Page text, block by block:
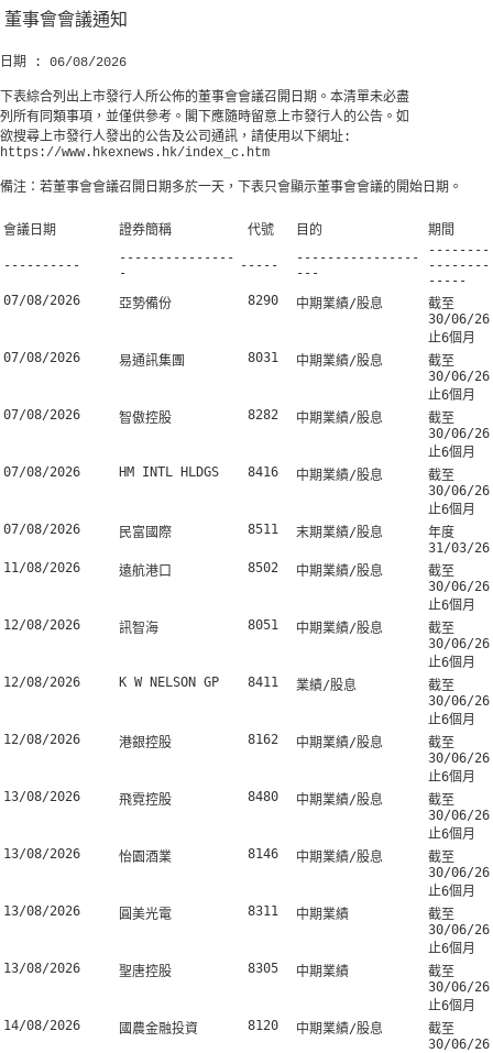
董事會會議通知
日期 : 06/08/2026
下表綜合列出上市發行人所公佈的董事會會議召開日期。本清單未必盡
列所有同類事項，並僅供參考。閣下應隨時留意上市發行人的公告。如
欲搜尋上市發行人發出的公告及公司通訊，請使用以下網址:
https://www.hkexnews.hk/index_c.htm
備注：若董事會會議召開日期多於一天，下表只會顯示董事會會議的開始日期。
會議日期 證券簡稱 代號 目的 期間
----------
---------------
-
-----
----------------
---
--------
--------
-----
07/08/2026
亞勢備份 8290 中期業績/股息
截至
30/06/26
止6個月
07/08/2026
易通訊集團 8031 中期業績/股息
截至
30/06/26
止6個月
07/08/2026
智傲控股 8282 中期業績/股息
截至
30/06/26
止6個月
07/08/2026
HM INTL HLDGS 8416 中期業績/股息
截至
30/06/26
止6個月
07/08/2026
民富國際 8511 末期業績/股息
年度
31/03/26
11/08/2026
遠航港口 8502 中期業績/股息
截至
30/06/26
止6個月
12/08/2026
訊智海 8051 中期業績/股息
截至
30/06/26
止6個月
12/08/2026
K W NELSON GP 8411 業績/股息
截至
30/06/26
止6個月
12/08/2026
港銀控股 8162 中期業績/股息
截至
30/06/26
止6個月
13/08/2026
飛霓控股 8480 中期業績/股息
截至
30/06/26
止6個月
13/08/2026
怡園酒業 8146 中期業績/股息
截至
30/06/26
止6個月
13/08/2026
圓美光電 8311 中期業績
截至
30/06/26
止6個月
13/08/2026
聖唐控股 8305 中期業績
截至
30/06/26
止6個月
14/08/2026
國農金融投資 8120 中期業績/股息
截至
30/06/26